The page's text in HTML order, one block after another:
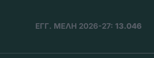
ΕΓΓ. ΜΕΛΗ 2026-27: 13.046